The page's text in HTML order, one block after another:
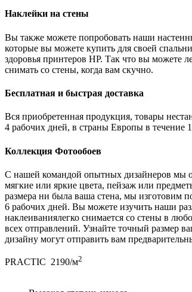
Наклейки на стены
Вы также можете попробовать наши
которые вы можете купить для своей
здоровья принтеров HP. Так что вы можете
снимать со стены, когда вам скучно.
Бесплатная и быстрая доставка
Вся приобретенная продукция, товары
4 рабочих дней, в страны Европы в течение
Коллекция Фотообоев
С нашей командой опытных дизайнеров мы
мягкие или яркие цвета, пейзаж или
размера ни была ваша стена, мы изготовим
6 рабочих дней. Вы можете изучить наши
наклеиваниялегко снимается со стены в
всех отправлений. Узнайте точный размер
дизайну могут отправить вам
PRACTIC 2190/м2